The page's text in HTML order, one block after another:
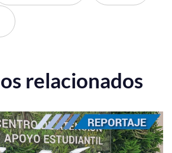
relacionados